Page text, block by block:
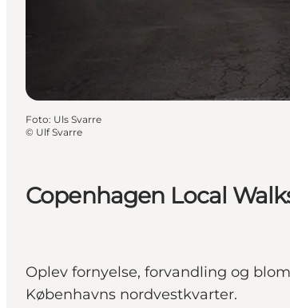
Copenhagen Local
Oplev fornyelse, forvandling og
Københavns nordvestkvarter.
Foto: Uls Svarre
© Ulf Svarre